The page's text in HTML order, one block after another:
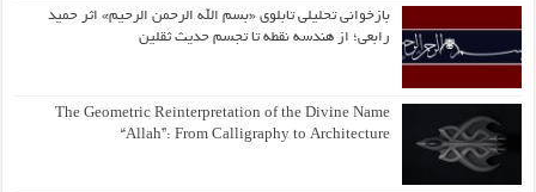
بازخوانی تحلیلی تابلوی «بسم الله الرحمن الرحیم» اثر حمید
رابعی؛ از هندسه نقطه تا تجسم حدیث ثقلین
The Geometric Reinterpretation of the Divine Name
“Allah”: From Calligraphy to Architecture